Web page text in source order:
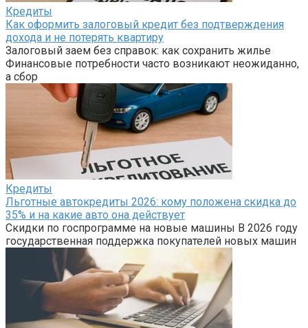
Кредиты
Как оформить залоговый кредит без подтверждения
дохода и не потерять квартиру
Залоговый заем без справок: как сохранить жилье
Финансовые потребности часто возникают неожиданно,
а сбор
Кредиты
Льготные автокредиты 2026: кому положена скидка до
35% и на какие авто она действует
Скидки по госпрограмме на новые машины В 2026 году
государственная поддержка покупателей новых машин